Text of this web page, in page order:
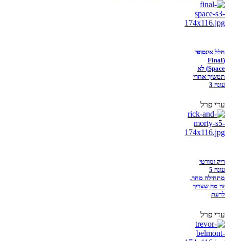
חלל אינסופי
(Final
Space) לא
תמשיך אחרי
עונה 3
עדי פרל
ריק ומורטי
עונה 5
מתחילה מחר,
זה מה שצריך
לדעת
עדי פרל